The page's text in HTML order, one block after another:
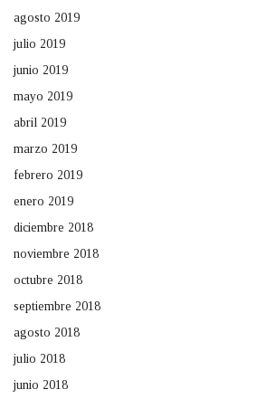
agosto 2019
julio 2019
junio 2019
mayo 2019
abril 2019
marzo 2019
febrero 2019
enero 2019
diciembre 2018
noviembre 2018
octubre 2018
septiembre 2018
agosto 2018
julio 2018
junio 2018